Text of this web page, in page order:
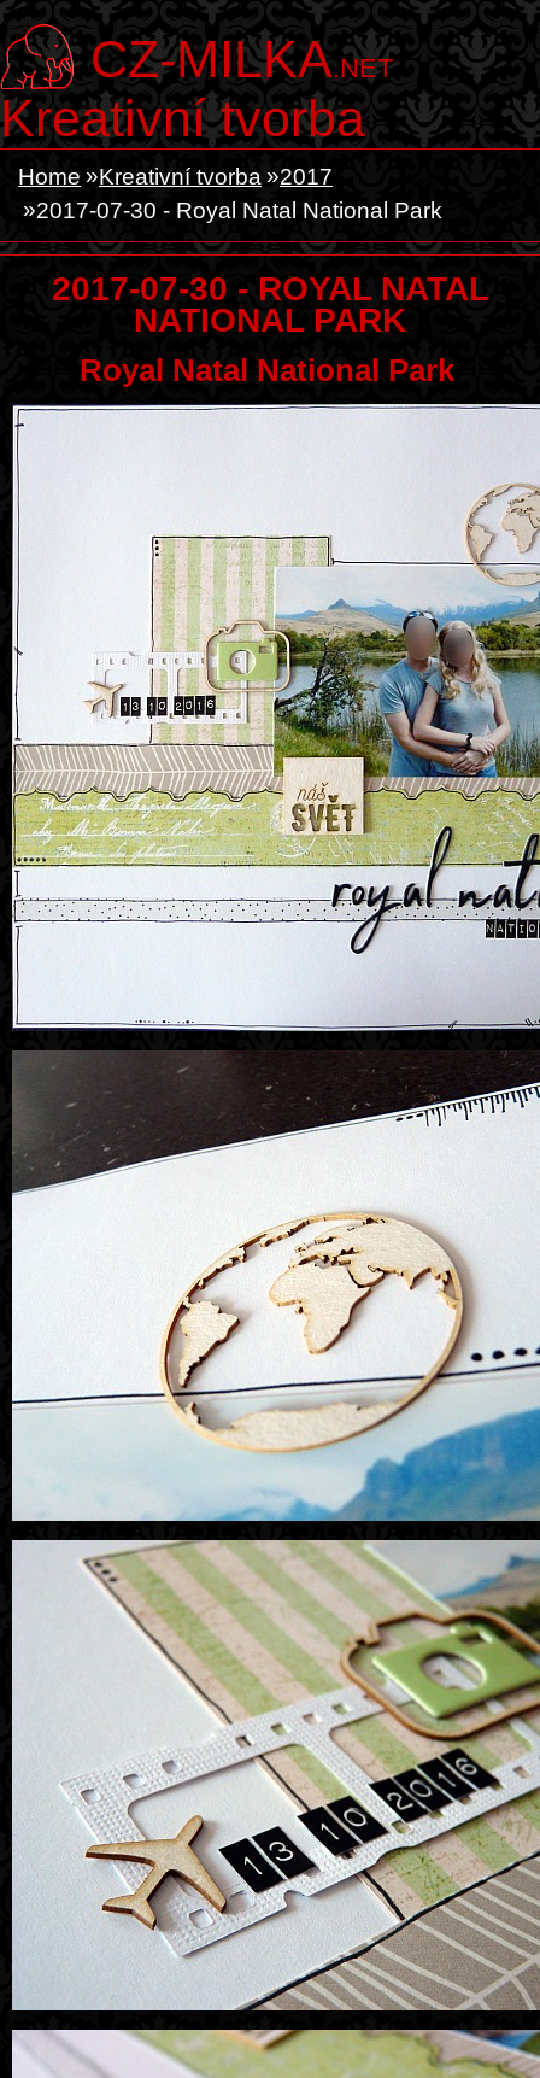
CZ-MILKA.NET
Kreativní tvorba
Home Kreativní tvorba
2017
2017-07-30 - Royal Natal National Park
2017-07-30 - ROYAL NATAL
NATIONAL PARK
Royal Natal National Park